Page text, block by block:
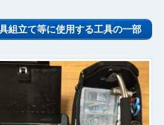
組立て等に使用する工具の一部